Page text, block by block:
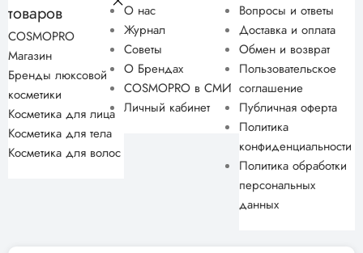
товаров
COSMOPRO
Магазин
Бренды люксовой
косметики
Косметика для лица
Косметика для тела
Косметика для волос
О нас
Журнал
Советы
О Брендах
COSMOPRO в СМИ
Личный кабинет
Вопросы и ответы
Доставка и оплата
Обмен и возврат
Пользовательское
соглашение
Публичная оферта
Политика
конфиденциальности
Политика обработки
персональных
данных